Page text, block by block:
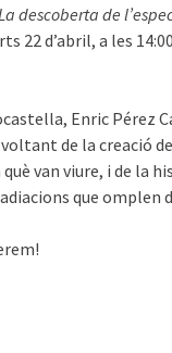
descoberta de
22 d’abril, a les
Enric Pérez
de la creació
van viure, i de la
que omplen